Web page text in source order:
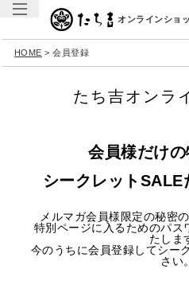
オンラインショ
HOME 会員登録
たち吉オンラ
会員様だけ
シークレットSALE
メルマガ会員様限定の秘密
特別ページに入るためのパス
たしま
今のうちに会員登録してシー
さい。